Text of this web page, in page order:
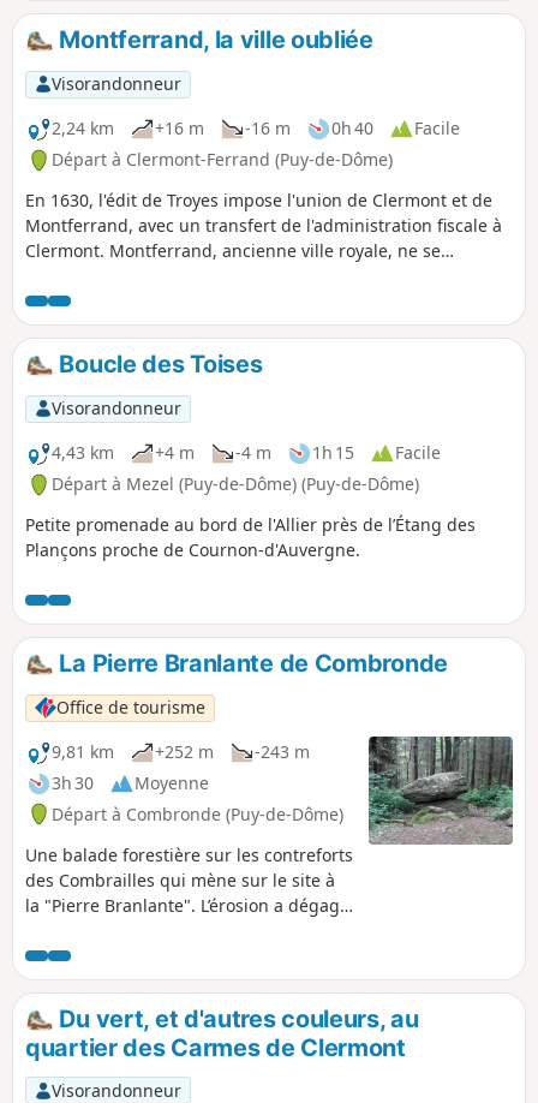
rencontre de toute une faune sculptée dans la pierre.
Montferrand, la ville oubliée
Visorandonneur
2,24 km
+16 m -16 m 0h 40
Facile
Départ à Clermont-Ferrand (Puy-de-Dôme)
En 1630, l'édit de Troyes impose l'union de Clermont et de
Montferrand, avec un transfert de l'administration fiscale à
Clermont. Montferrand, ancienne ville royale, ne se
centre ville de Clermont-Ferrand, le désormais quartier de
Montferrand, riche d'un patrimoine bâti exceptionnel,
mérite un détour, d'autant plus qu'il est facilement
accessible par le tram.
Boucle des Toises
Visorandonneur
4,43 km
+4 m -4 m 1h 15
Facile
Départ à Mezel (Puy-de-Dôme) (Puy-de-Dôme)
Petite promenade au bord de l'Allier près de l’Étang des
Plançons proche de Cournon-d'Auvergne.
La Pierre Branlante de Combronde
Office de tourisme
9,81 km
+252 m
-243 m
3h 30
Moyenne
Départ à Combronde (Puy-de-Dôme)
Une balade forestière sur les contreforts
des Combrailles qui mène sur le site à
la "Pierre Branlante". L’érosion a dégagé
équilibre. Selon la légende, ce bloc
émet une oscillation à la seule force de
l’homme.Du vert, et d'autres couleurs, au
quartier des Carmes de Clermont
Visorandonneur